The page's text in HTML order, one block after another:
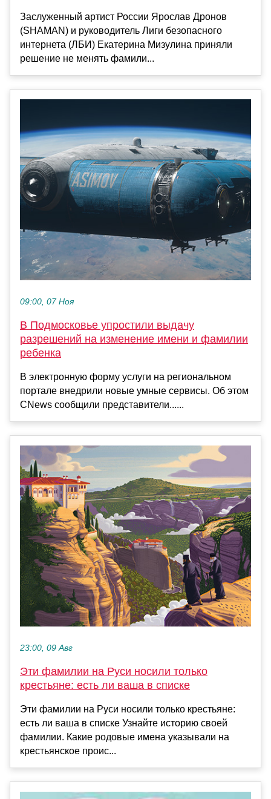
Заслуженный артист России Ярослав Дронов
(SHAMAN) и руководитель Лиги безопасного
интернета (ЛБИ) Екатерина Мизулина приняли
решение не менять фамили...
09:00, 07 Ноя
В Подмосковье упростили выдачу
разрешений на изменение имени и фамилии
ребенка
В электронную форму услуги на региональном
портале внедрили новые умные сервисы. Об этом
CNews сообщили представители......
23:00, 09 Авг
Эти фамилии на Руси носили только
крестьяне: есть ли ваша в списке
Эти фамилии на Руси носили только крестьяне:
есть ли ваша в списке Узнайте историю своей
фамилии. Какие родовые имена указывали на
крестьянское проис...